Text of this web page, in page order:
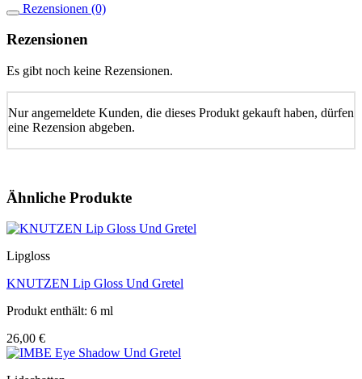
Rezensionen (0)
Rezensionen
Es gibt noch keine Rezensionen.
Nur angemeldete Kunden, die dieses Produkt gekauft haben, dürfen
eine Rezension abgeben.
Ähnliche Produkte
Lipgloss
KNUTZEN Lip Gloss Und Gretel
Produkt enthält: 6 ml
26,00 €